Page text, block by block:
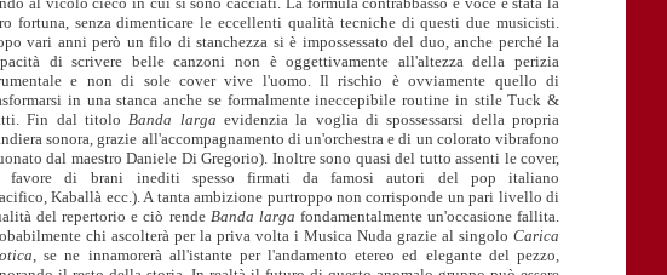
fortuna, senza dimenticare le eccellenti qualità tecniche di questi due musicisti.
vari anni però un filo di stanchezza si è impossessato del duo, anche perché la
di scrivere belle canzoni non è oggettivamente all'altezza della perizia
e non di sole cover vive l'uomo. Il rischio è ovviamente quello di
in una stanca anche se formalmente ineccepibile routine in stile Tuck &
Fin dal titolo Banda larga evidenzia la voglia di spossessarsi della propria
sonora, grazie all'accompagnamento di un'orchestra e di un colorato vibrafono
dal maestro Daniele Di Gregorio). Inoltre sono quasi del tutto assenti le cover,
favore di brani inediti spesso firmati da famosi autori del pop italiano
Kaballà ecc.). A tanta ambizione purtroppo non corrisponde un pari livello di
del repertorio e ciò rende Banda larga fondamentalmente un'occasione fallita.
chi ascolterà per la priva volta i Musica Nuda grazie al singolo Carica
, se ne innamorerà all'istante per l'andamento etereo ed elegante del pezzo,